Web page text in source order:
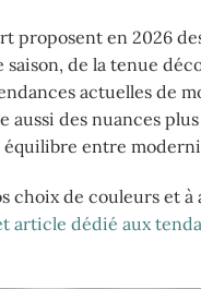
proposent en 2026
saison, de la tenue
actuelles de
aussi des nuances
équilibre entre
choix de couleurs et
article dédié aux